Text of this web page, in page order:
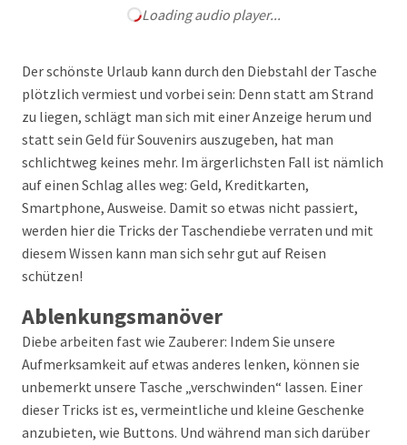
Loading audio player...
Der schönste Urlaub kann durch den Diebstahl der Tasche
plötzlich vermiest und vorbei sein: Denn statt am Strand
zu liegen, schlägt man sich mit einer Anzeige herum und
statt sein Geld für Souvenirs auszugeben, hat man
schlichtweg keines mehr. Im ärgerlichsten Fall ist nämlich
auf einen Schlag alles weg: Geld, Kreditkarten,
Smartphone, Ausweise. Damit so etwas nicht passiert,
werden hier die Tricks der Taschendiebe verraten und mit
diesem Wissen kann man sich sehr gut auf Reisen
schützen!
Ablenkungsmanöver
Diebe arbeiten fast wie Zauberer: Indem Sie unsere
Aufmerksamkeit auf etwas anderes lenken, können sie
unbemerkt unsere Tasche „verschwinden“ lassen. Einer
dieser Tricks ist es, vermeintliche und kleine Geschenke
anzubieten, wie Buttons. Und während man sich darüber